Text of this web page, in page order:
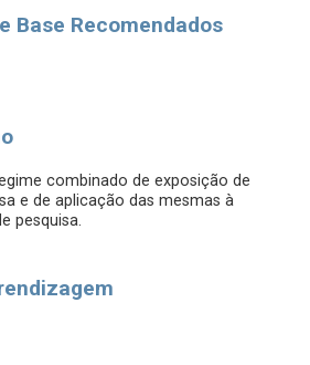
Base Recomendados
combinado de exposição de
e de aplicação das mesmas à
pesquisa.